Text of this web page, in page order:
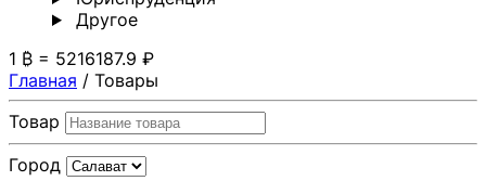
Другoе
1 ₿ = 5216187.9 ₽
Главная / Товары
Товар
Город